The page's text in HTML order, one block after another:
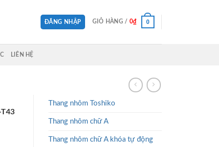
ĐĂNG NHẬP GIỎ HÀNG / 0₫ 0
LIÊN HỆ
Thang nhôm Toshiko
Thang nhôm chữ A
Thang nhôm chữ A khóa tự động
T43